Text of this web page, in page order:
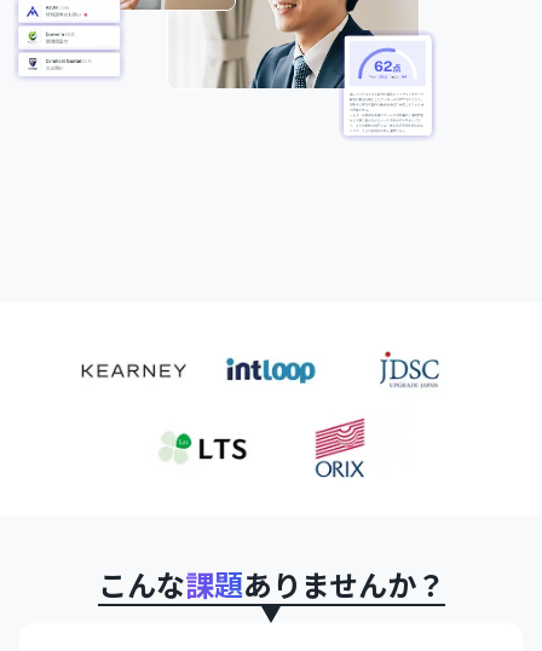
こんな課題ありませんか？